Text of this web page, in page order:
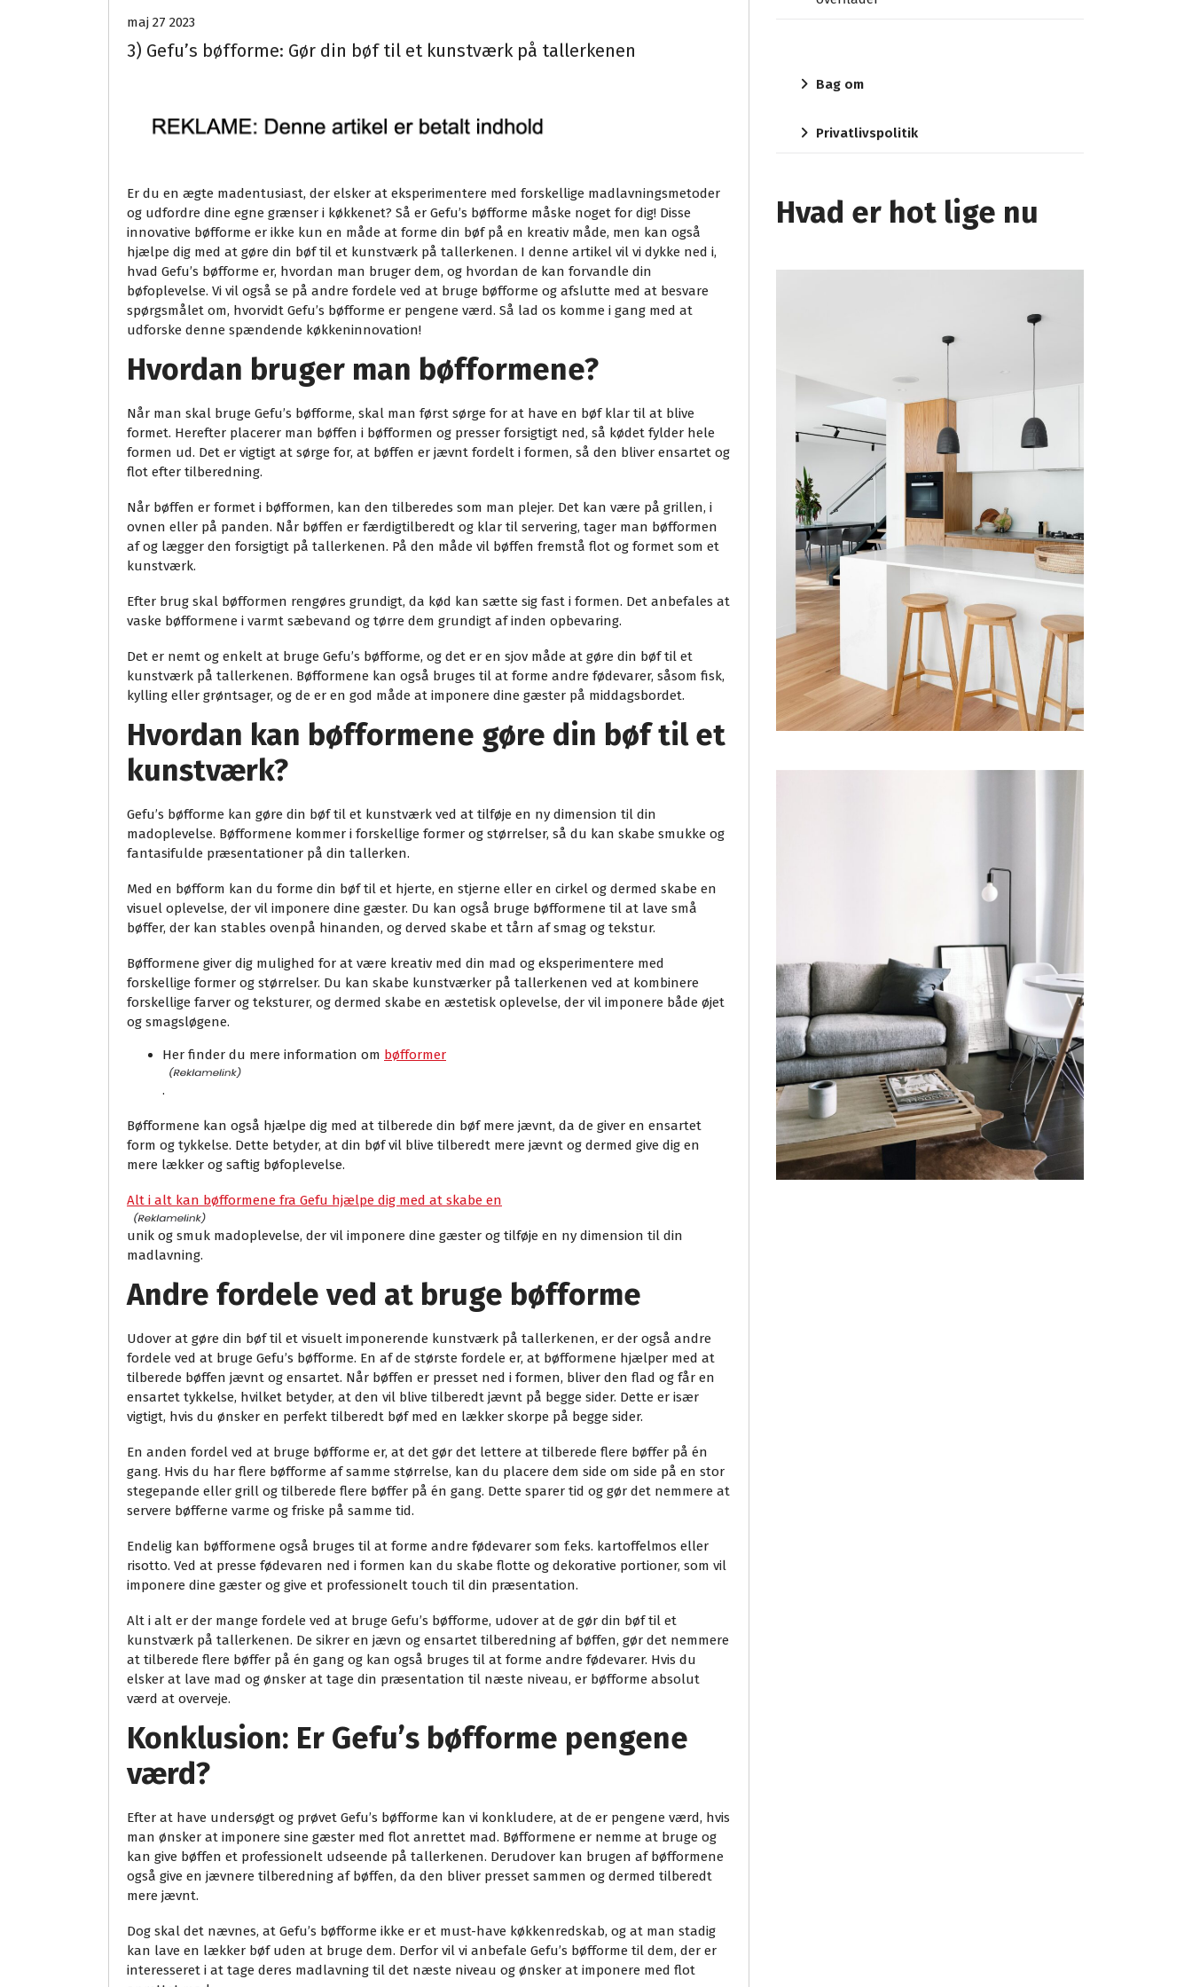
maj 27 2023
3) Gefu’s bøfforme: Gør din bøf til et kunstværk på tallerkenen
Er du en ægte madentusiast, der elsker at eksperimentere med forskellige madlavningsmetoder
og udfordre dine egne grænser i køkkenet? Så er Gefu’s bøfforme måske noget for dig! Disse
innovative bøfforme er ikke kun en måde at forme din bøf på en kreativ måde, men kan også
hjælpe dig med at gøre din bøf til et kunstværk på tallerkenen. I denne artikel vil vi dykke ned i,
hvad Gefu’s bøfforme er, hvordan man bruger dem, og hvordan de kan forvandle din
bøfoplevelse. Vi vil også se på andre fordele ved at bruge bøfforme og afslutte med at besvare
spørgsmålet om, hvorvidt Gefu’s bøfforme er pengene værd. Så lad os komme i gang med at
udforske denne spændende køkkeninnovation!
Hvordan bruger man bøfformene?
Når man skal bruge Gefu’s bøfforme, skal man først sørge for at have en bøf klar til at blive
formet. Herefter placerer man bøffen i bøfformen og presser forsigtigt ned, så kødet fylder hele
formen ud. Det er vigtigt at sørge for, at bøffen er jævnt fordelt i formen, så den bliver ensartet og
flot efter tilberedning.
Når bøffen er formet i bøfformen, kan den tilberedes som man plejer. Det kan være på grillen, i
ovnen eller på panden. Når bøffen er færdigtilberedt og klar til servering, tager man bøfformen
af og lægger den forsigtigt på tallerkenen. På den måde vil bøffen fremstå flot og formet som et
kunstværk.
Efter brug skal bøfformen rengøres grundigt, da kød kan sætte sig fast i formen. Det anbefales at
vaske bøfformene i varmt sæbevand og tørre dem grundigt af inden opbevaring.
Det er nemt og enkelt at bruge Gefu’s bøfforme, og det er en sjov måde at gøre din bøf til et
kunstværk på tallerkenen. Bøfformene kan også bruges til at forme andre fødevarer, såsom fisk,
kylling eller grøntsager, og de er en god måde at imponere dine gæster på middagsbordet.
Hvordan kan bøfformene gøre din bøf til et
kunstværk?
Gefu’s bøfforme kan gøre din bøf til et kunstværk ved at tilføje en ny dimension til din
madoplevelse. Bøfformene kommer i forskellige former og størrelser, så du kan skabe smukke og
fantasifulde præsentationer på din tallerken.
Med en bøfform kan du forme din bøf til et hjerte, en stjerne eller en cirkel og dermed skabe en
visuel oplevelse, der vil imponere dine gæster. Du kan også bruge bøfformene til at lave små
bøffer, der kan stables ovenpå hinanden, og derved skabe et tårn af smag og tekstur.
Bøfformene giver dig mulighed for at være kreativ med din mad og eksperimentere med
forskellige former og størrelser. Du kan skabe kunstværker på tallerkenen ved at kombinere
forskellige farver og teksturer, og dermed skabe en æstetisk oplevelse, der vil imponere både øjet
og smagsløgene.
Her finder du mere information om bøfformer
.
Bøfformene kan også hjælpe dig med at tilberede din bøf mere jævnt, da de giver en ensartet
form og tykkelse. Dette betyder, at din bøf vil blive tilberedt mere jævnt og dermed give dig en
mere lækker og saftig bøfoplevelse.
Alt i alt kan bøfformene fra Gefu hjælpe dig med at skabe en
unik og smuk madoplevelse, der vil imponere dine gæster og tilføje en ny dimension til din
madlavning.
Andre fordele ved at bruge bøfforme
Udover at gøre din bøf til et visuelt imponerende kunstværk på tallerkenen, er der også andre
fordele ved at bruge Gefu’s bøfforme. En af de største fordele er, at bøfformene hjælper med at
tilberede bøffen jævnt og ensartet. Når bøffen er presset ned i formen, bliver den flad og får en
ensartet tykkelse, hvilket betyder, at den vil blive tilberedt jævnt på begge sider. Dette er især
vigtigt, hvis du ønsker en perfekt tilberedt bøf med en lækker skorpe på begge sider.
En anden fordel ved at bruge bøfforme er, at det gør det lettere at tilberede flere bøffer på én
gang. Hvis du har flere bøfforme af samme størrelse, kan du placere dem side om side på en stor
stegepande eller grill og tilberede flere bøffer på én gang. Dette sparer tid og gør det nemmere at
servere bøfferne varme og friske på samme tid.
Endelig kan bøfformene også bruges til at forme andre fødevarer som f.eks. kartoffelmos eller
risotto. Ved at presse fødevaren ned i formen kan du skabe flotte og dekorative portioner, som vil
imponere dine gæster og give et professionelt touch til din præsentation.
Alt i alt er der mange fordele ved at bruge Gefu’s bøfforme, udover at de gør din bøf til et
kunstværk på tallerkenen. De sikrer en jævn og ensartet tilberedning af bøffen, gør det nemmere
at tilberede flere bøffer på én gang og kan også bruges til at forme andre fødevarer. Hvis du
elsker at lave mad og ønsker at tage din præsentation til næste niveau, er bøfforme absolut
værd at overveje.
Konklusion: Er Gefu’s bøfforme pengene
værd?
Efter at have undersøgt og prøvet Gefu’s bøfforme kan vi konkludere, at de er pengene værd, hvis
man ønsker at imponere sine gæster med flot anrettet mad. Bøfformene er nemme at bruge og
kan give bøffen et professionelt udseende på tallerkenen. Derudover kan brugen af bøfformene
også give en jævnere tilberedning af bøffen, da den bliver presset sammen og dermed tilberedt
mere jævnt.
Dog skal det nævnes, at Gefu’s bøfforme ikke er et must-have køkkenredskab, og at man stadig
kan lave en lækker bøf uden at bruge dem. Derfor vil vi anbefale Gefu’s bøfforme til dem, der er
interesseret i at tage deres madlavning til det næste niveau og ønsker at imponere med flot
Bag om
Privatlivspolitik
Hvad er hot lige nu